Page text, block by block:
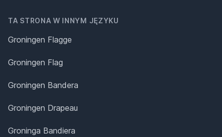
TA STRONA W INNYM JĘZYKU
Groningen Flagge
Groningen Flag
Groningen Bandera
Groningen Drapeau
Groninga Bandiera